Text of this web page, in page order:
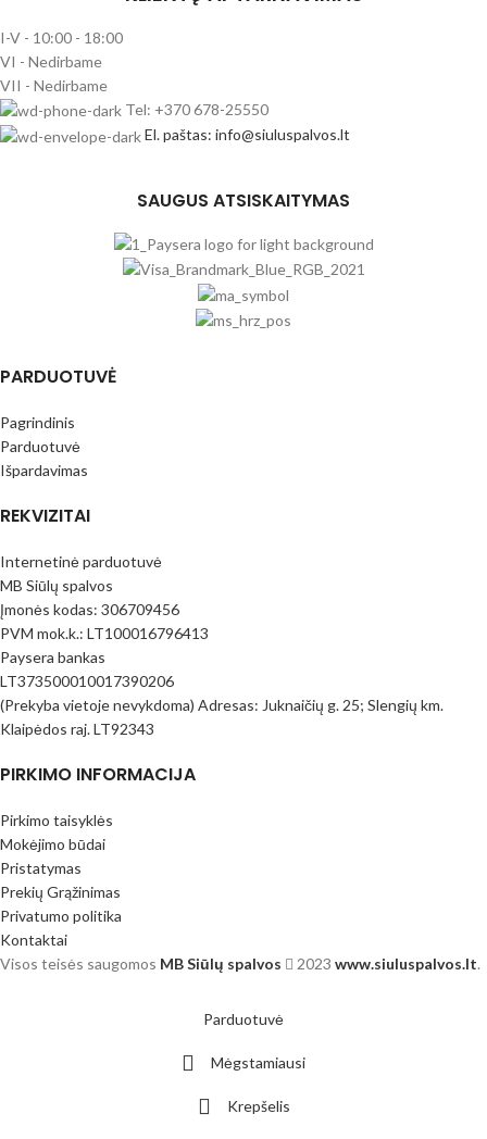
I-V - 10:00 - 18:00
VI - Nedirbame
VII - Nedirbame
Tel: +370 678-25550
El. paštas: info@siuluspalvos.lt
SAUGUS ATSISKAITYMAS
PARDUOTUVĖ
Pagrindinis
Parduotuvė
Išpardavimas
REKVIZITAI
Internetinė parduotuvė
MB Siūlų spalvos
Įmonės kodas: 306709456
PVM mok.k.: LT100016796413
Paysera bankas
LT373500010017390206
(Prekyba vietoje nevykdoma) Adresas: Juknaičių g. 25; Slengių km.
Klaipėdos raj. LT92343
PIRKIMO INFORMACIJA
Pirkimo taisyklės
Mokėjimo būdai
Pristatymas
Prekių Grąžinimas
Privatumo politika
Kontaktai
Visos teisės saugomos MB Siūlų spalvos 2023 www.siuluspalvos.lt.
Parduotuvė
Mėgstamiausi
Krepšelis